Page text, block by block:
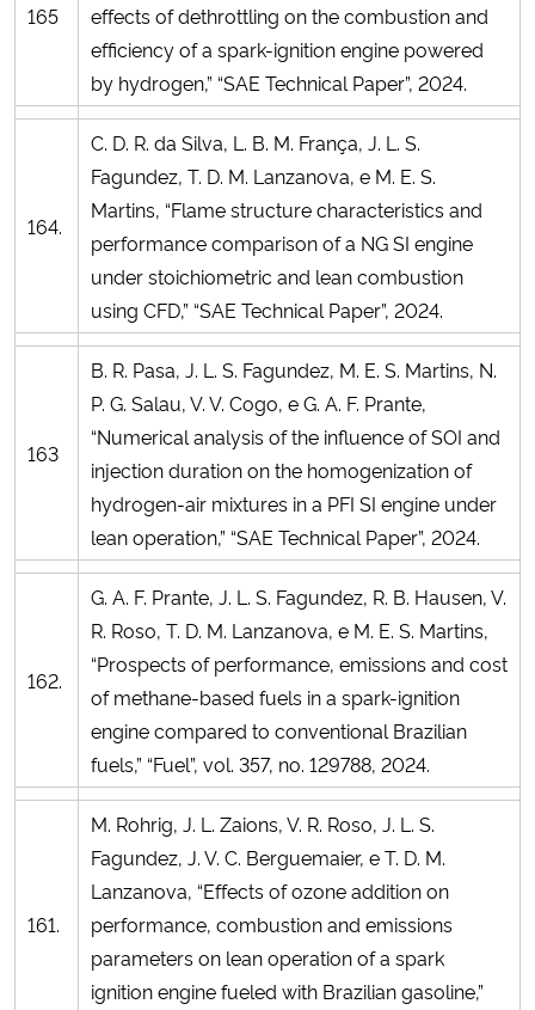
165
effects of dethrottling on the combustion and
efficiency of a spark-ignition engine powered
by hydrogen,” “SAE Technical Paper”, 2024.
164.
C. D. R. da Silva, L. B. M. França, J. L. S.
Fagundez, T. D. M. Lanzanova, e M. E. S.
Martins, “Flame structure characteristics and
performance comparison of a NG SI engine
under stoichiometric and lean combustion
using CFD,” “SAE Technical Paper”, 2024.
163
B. R. Pasa, J. L. S. Fagundez, M. E. S. Martins, N.
P. G. Salau, V. V. Cogo, e G. A. F. Prante,
“Numerical analysis of the influence of SOI and
injection duration on the homogenization of
hydrogen-air mixtures in a PFI SI engine under
lean operation,” “SAE Technical Paper”, 2024.
162.
G. A. F. Prante, J. L. S. Fagundez, R. B. Hausen, V.
R. Roso, T. D. M. Lanzanova, e M. E. S. Martins,
“Prospects of performance, emissions and cost
of methane-based fuels in a spark-ignition
engine compared to conventional Brazilian
fuels,” “Fuel”, vol. 357, no. 129788, 2024.
161.
M. Rohrig, J. L. Zaions, V. R. Roso, J. L. S.
Fagundez, J. V. C. Berguemaier, e T. D. M.
Lanzanova, “Effects of ozone addition on
performance, combustion and emissions
parameters on lean operation of a spark
ignition engine fueled with Brazilian gasoline,”